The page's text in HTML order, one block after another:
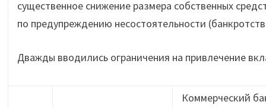
существенное снижение размера собственных
по предупреждению несостоятельности
Дважды вводились ограничения на привлечение
Коммерческий